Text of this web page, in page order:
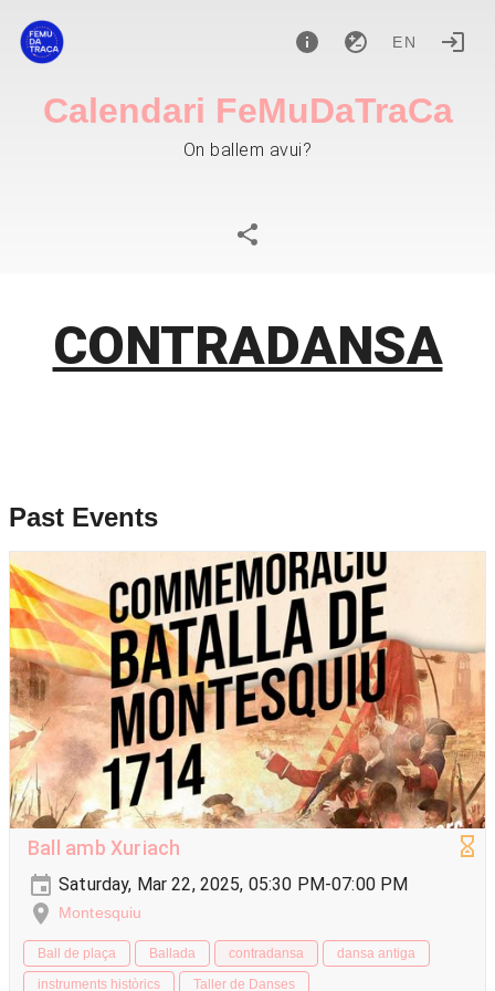
EN
Calendari FeMuDaTraCa
On ballem avui?
CONTRADANSA
Past Events
Ball amb Xuriach
Saturday, Mar 22, 2025, 05:30 PM-07:00 PM
Montesquiu
Ball de plaça Ballada contradansa
dansa antiga
instruments històrics
Taller de Danses